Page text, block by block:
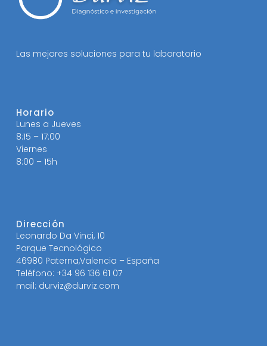
Las mejores soluciones para tu laboratorio
Horario
Lunes a Jueves
8:15 – 17:00
Viernes
8:00 – 15h
Dirección
Leonardo Da Vinci, 10
Parque Tecnológico
46980 Paterna,Valencia – España
Teléfono: +34 96 136 61 07
mail: durviz@durviz.com